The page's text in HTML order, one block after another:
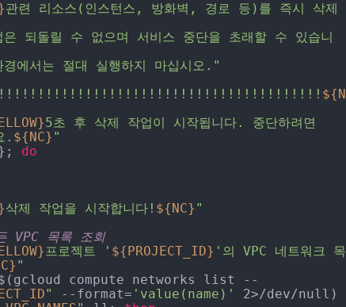
관련 리소스(인스턴스, 방화벽, 경로 등)를 즉시 삭제
되돌릴 수 없으며 서비스 중단을 초래할 수 있습니
에서는 절대 실행하지 마십시오."
${N
5초 후 삭제 작업이 시작됩니다. 중단하려면
. ${NC} "
do
삭제 작업을 시작합니다! ${NC} "
VPC 목록 조회
프로젝트 ' ${PROJECT_ID} '의 VPC 네트워크 목
"
compute networks list --
" --format= 'value(name)'